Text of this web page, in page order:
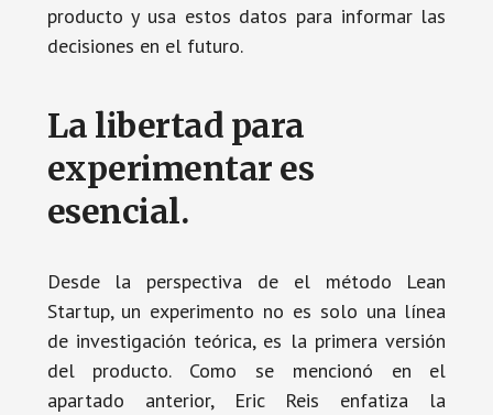
producto y usa estos datos para informar las
decisiones en el futuro.
La libertad para
experimentar es
esencial.
Desde la perspectiva de el método Lean
Startup, un experimento no es solo una línea
de investigación teórica, es la primera versión
del producto. Como se mencionó en el
apartado anterior, Eric Reis enfatiza la